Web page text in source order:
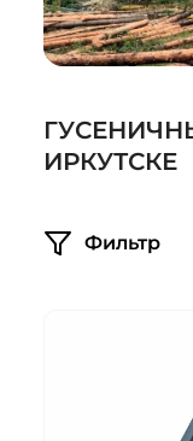
ИРКУТСКЕ
Фильтр
Системы 3D
Мини-
Грейферные
Посевная